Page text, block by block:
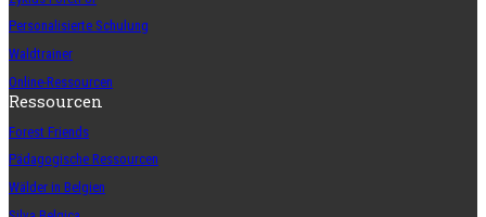
Personalisierte Schulung
Waldtrainer
Online-Ressourcen
Ressourcen
Forest Friends
Pädagogische Ressourcen
Wälder in Belgien